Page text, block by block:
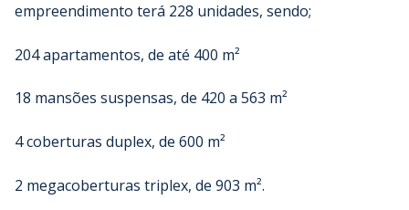
empreendimento terá 228 unidades, sendo;
204 apartamentos, de até 400 m²
18 mansões suspensas, de 420 a 563 m²
4 coberturas duplex, de 600 m²
2 megacoberturas triplex, de 903 m².